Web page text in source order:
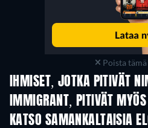
Poista
IHMISET, JOTKA PITIVÄT
IMMIGRANT, PITIVÄT MYÖS
KATSO SAMANKALTAISIA